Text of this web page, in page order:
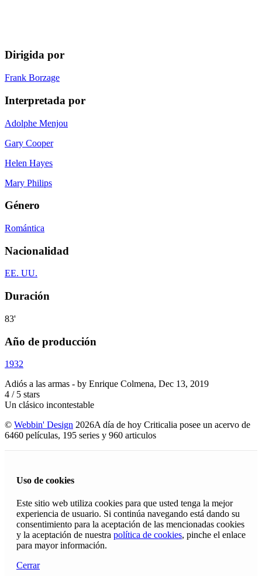
Dirigida por
Frank Borzage
Interpretada por
Adolphe Menjou
Gary Cooper
Helen Hayes
Mary Philips
Género
Romántica
Nacionalidad
EE. UU.
Duración
83'
Año de producción
1932
Adiós a las armas - by Enrique Colmena, Dec 13, 2019
4 / 5 stars
Un clásico incontestable
© Webbin' Design 2026A día de hoy Criticalia posee un acervo de
6460 películas, 195 series y 960 articulos
Uso de cookies
Este sitio web utiliza cookies para que usted tenga la mejor
experiencia de usuario. Si continúa navegando está dando su
consentimiento para la aceptación de las mencionadas cookies
y la aceptación de nuestra política de cookies, pinche el enlace
para mayor información.
Cerrar